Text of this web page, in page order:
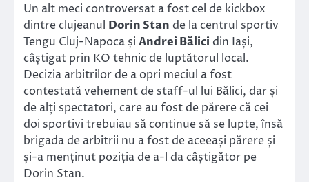
Un alt meci controversat a fost cel de kickbox
dintre clujeanul Dorin Stan de la centrul sportiv
Tengu Cluj-Napoca și Andrei Bălici din Iași,
câștigat prin KO tehnic de luptătorul local.
Decizia arbitrilor de a opri meciul a fost
contestată vehement de staff-ul lui Bălici, dar și
de alți spectatori, care au fost de părere că cei
doi sportivi trebuiau să continue să se lupte, însă
brigada de arbitrii nu a fost de aceeași părere și
și-a menținut poziția de a-l da câștigător pe
Dorin Stan.